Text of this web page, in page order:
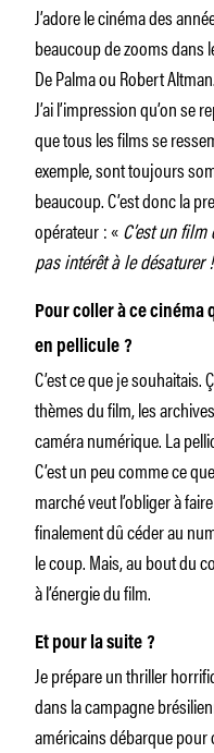
J’adore le cinéma des
beaucoup de zooms dans
De Palma ou Robert
J’ai l’impression qu’on
que tous les films se
exemple, sont toujours
beaucoup. C’est donc la
opérateur : «C’est un
pas intérêt à le désaturer !
Pour coller à ce cinéma
en pellicule ?
C’est ce que je souhaitais.
thèmes du film, les
caméra numérique. La
C’est un peu comme ce
marché veut l’obliger à
finalement dû céder au
le coup. Mais, au bout du
à l’énergie du film.
Et pour la suite ?
Je prépare un thriller
dans la campagne
américains débarque